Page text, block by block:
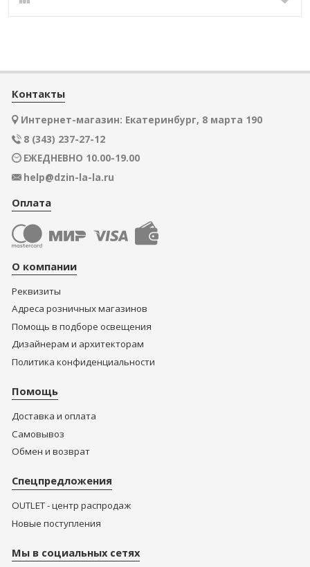
Контакты
Интернет-магазин: Екатеринбург, 8 марта 190
8 (343) 237-27-12
ЕЖЕДНЕВНО 10.00-19.00
help@dzin-la-la.ru
Оплата
О компании
Реквизиты
Адреса розничных магазинов
Помощь в подборе освещения
Дизайнерам и архитекторам
Политика конфиденциальности
Помощь
Доставка и оплата
Самовывоз
Обмен и возврат
Спецпредложения
OUTLET - центр распродаж
Новые поступления
Мы в социальных сетях